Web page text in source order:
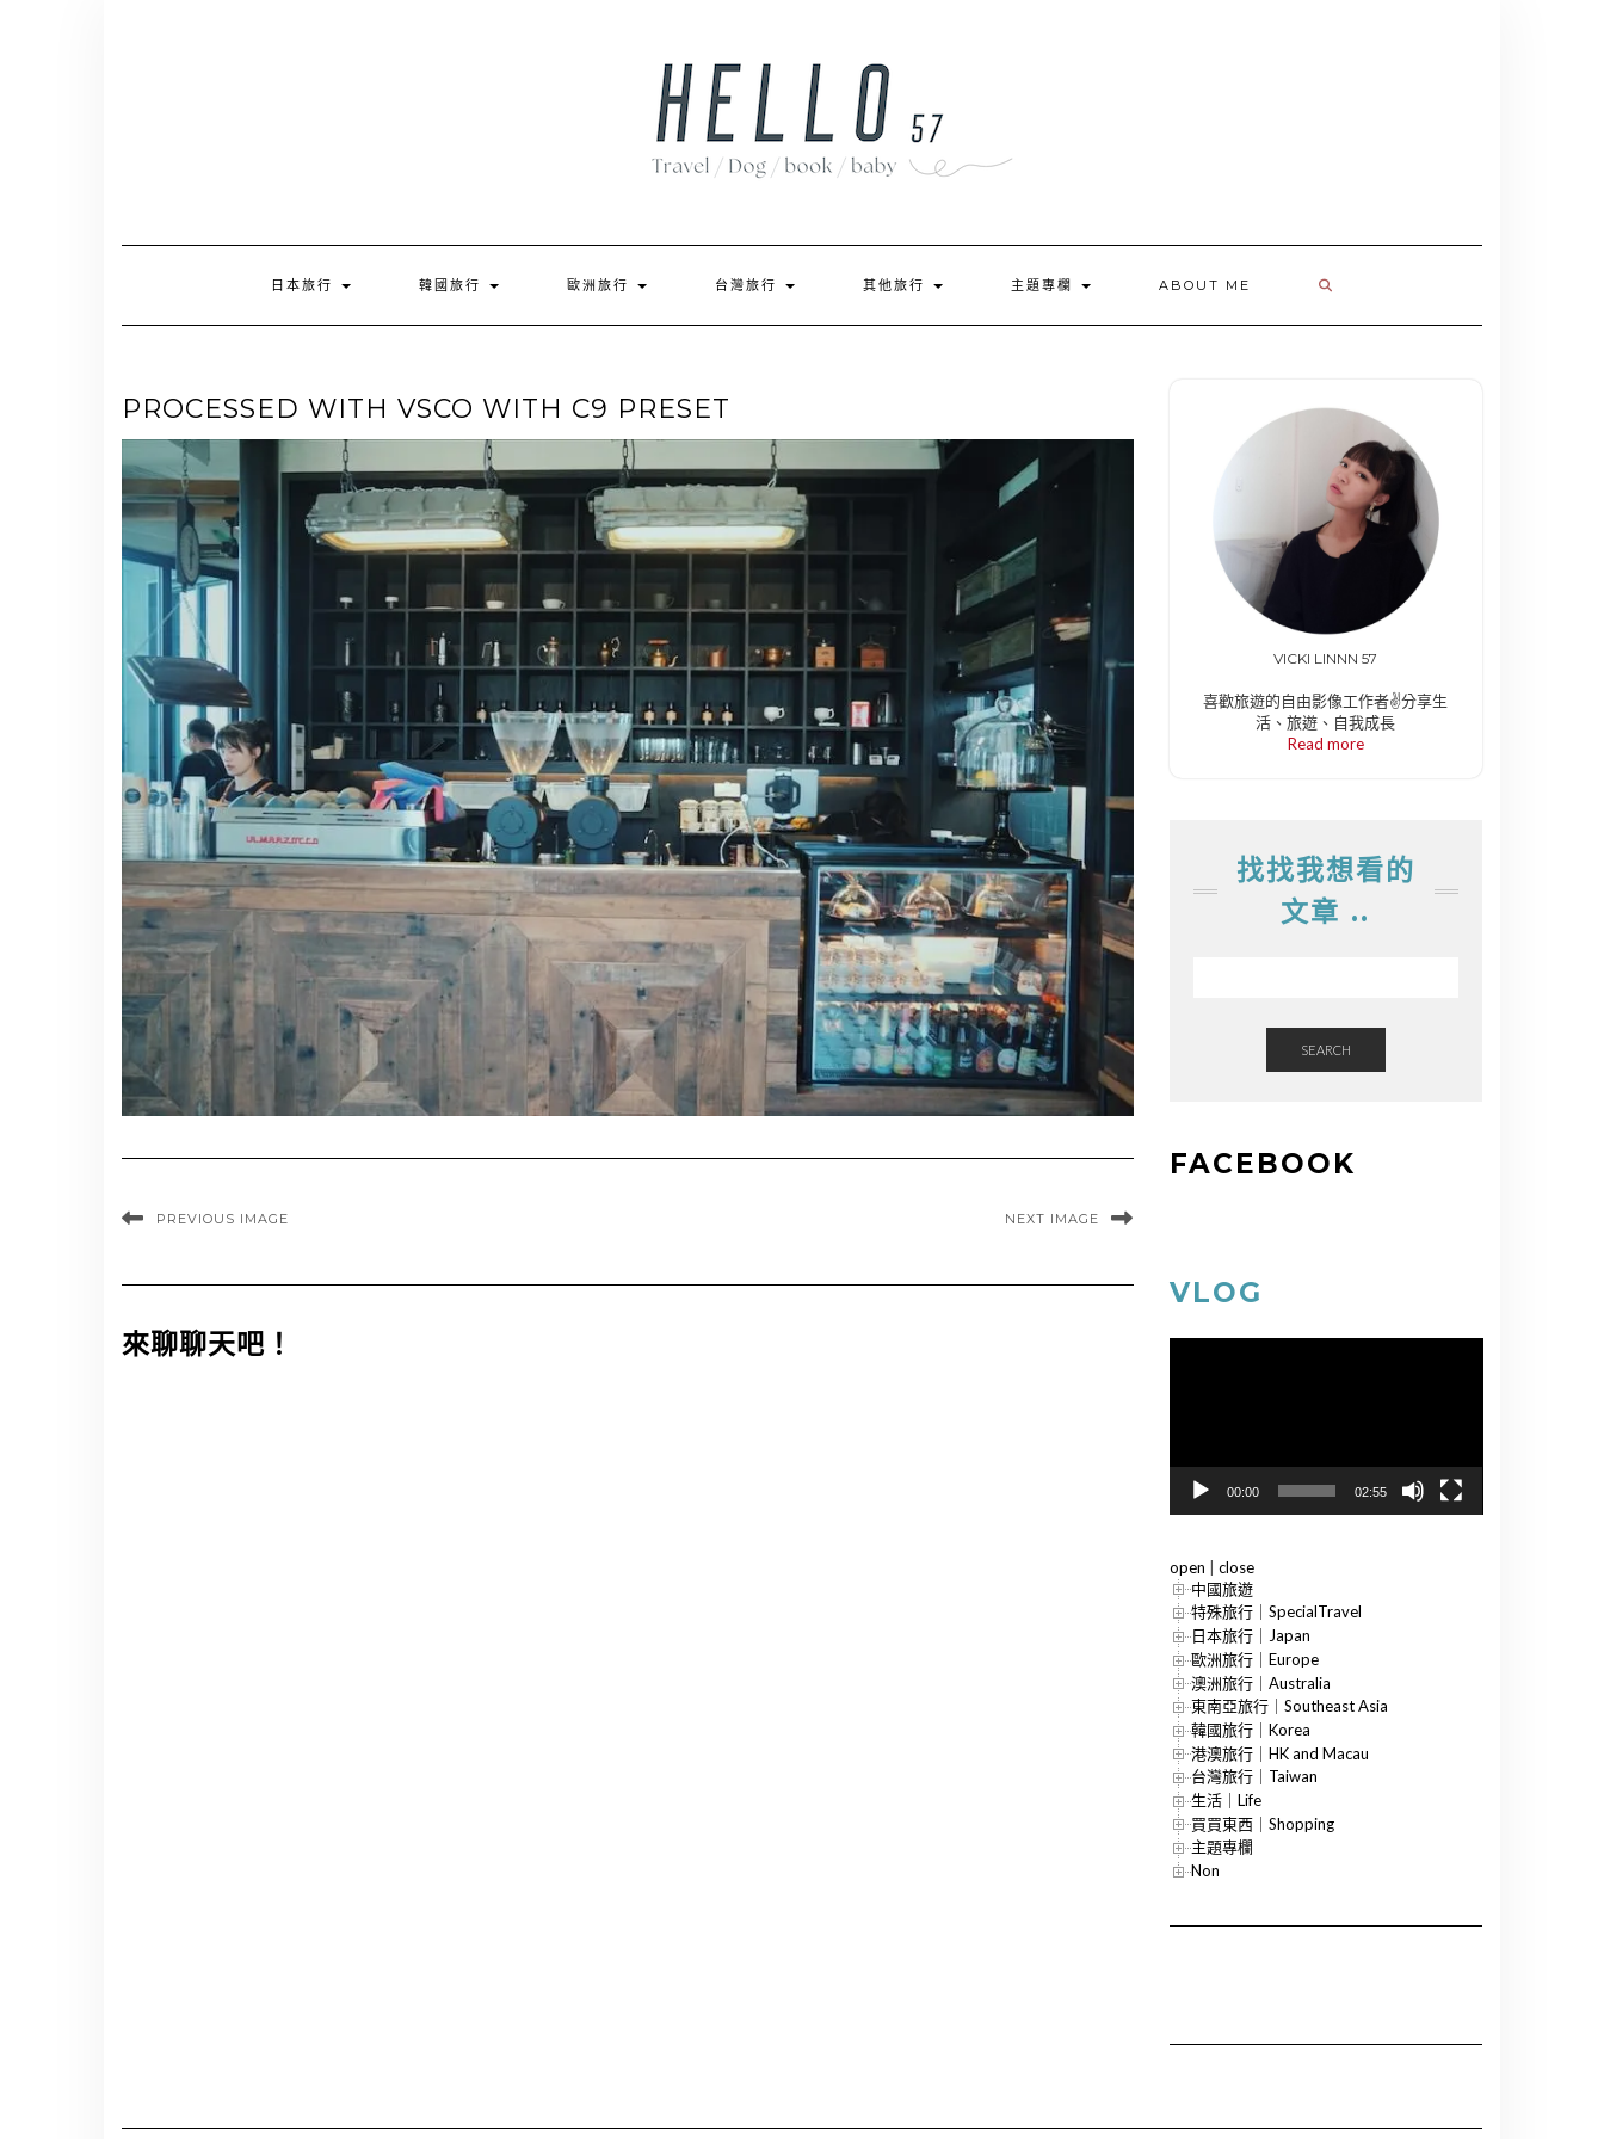
日本旅行 韓國旅行 歐洲旅行 台灣旅行 其他旅行 主題專欄 ABOUT ME
PROCESSED WITH VSCO WITH C9 PRESET
PREVIOUS IMAGE NEXT IMAGE
來聊聊天吧！
VICKI LINNN 57
喜歡旅遊的自由影像工作者✌️分享生
活、旅遊、自我成長
Read more
找找我想看的
文章 ..
SEARCH
FACEBOOK
VLOG
00:00 02:55
open
close
中國旅遊
特殊旅行｜SpecialTravel
日本旅行｜Japan
歐洲旅行｜Europe
澳洲旅行｜Australia
東南亞旅行｜Southeast Asia
韓國旅行｜Korea
港澳旅行｜HK and Macau
台灣旅行｜Taiwan
生活｜Life
買買東西｜Shopping
主題專欄
Non